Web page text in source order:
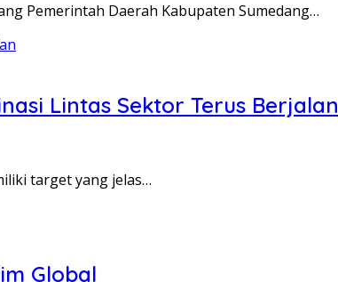
Pemerintah Daerah Kabupaten Sumedang…
Lintas Sektor Terus Berjalan
target yang jelas…
Global